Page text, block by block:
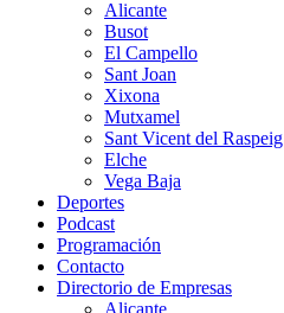
Alicante
Busot
El Campello
Sant Joan
Xixona
Mutxamel
Sant Vicent del Raspeig
Elche
Vega Baja
Deportes
Podcast
Programación
Contacto
Directorio de Empresas
Alicante